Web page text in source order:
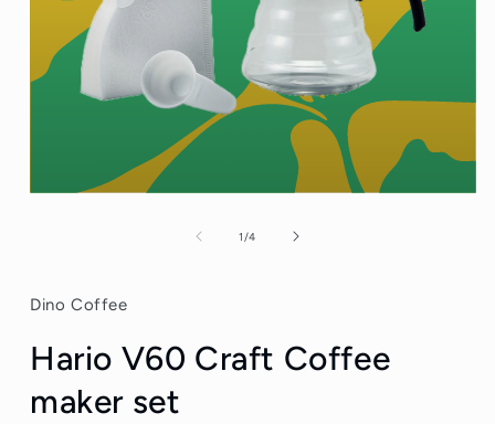
1/van
4
Dino Coffee
Hario V60 Craft Coffee
maker set